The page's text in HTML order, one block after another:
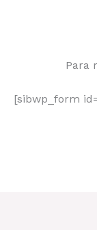
Para
[sibwp_form